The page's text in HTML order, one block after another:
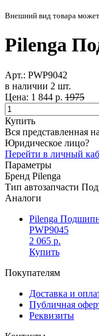
Внешний вид товара
Pilenga
Арт.: PWP9042
в наличии 2 шт. ​
Цена: 1 844 р. 1975
Купить
Вся представленная
Юридическое лицо?
Перейти в личный
Параметры
Бренд Pilenga
Тип автозапчасти
Аналоги
Pilenga
PWP9045
2 065 р.
Купить
Покупателям
Доставка и
Публичная
Реквизиты